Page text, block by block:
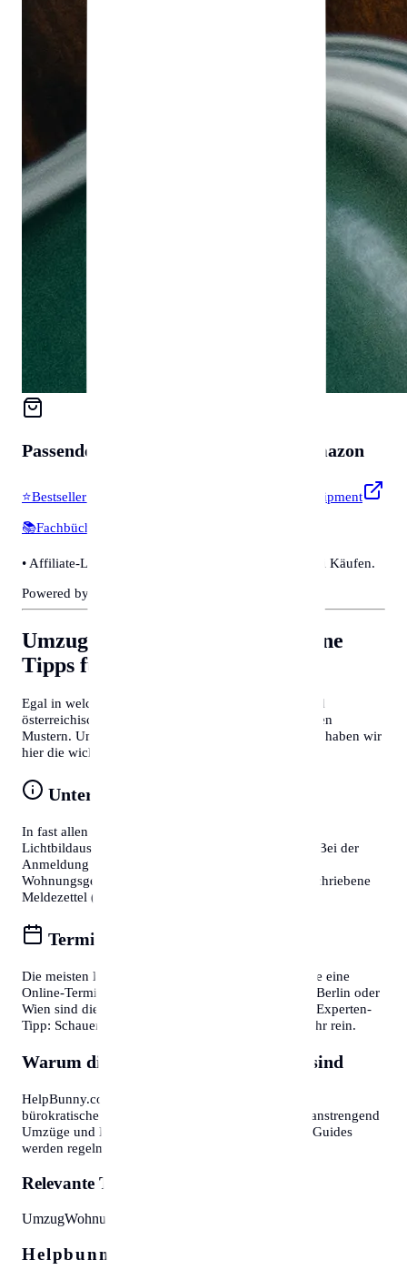
Passendes für auf Amazon
⭐Bestseller & Favoriten
Profi-Werkzeug & Equipment
📚Fachbücher & Guides
• Affiliate-Link: Wir erhalten eine kleine Provision bei Käufen.
Powered by Amazon 🛒
Umzug nach Augsburg
Allgemeine
Tipps für Behördengänge
Egal in welcher Stadt Sie sich befinden, deutsche und
österreichische Behördenprozesse folgen oft ähnlichen
Mustern. Um Zeit zu sparen und Frust zu vermeiden, haben wir
hier die wichtigsten Tipps für Sie zusammengefasst:
Unterlagen vorbereiten
In fast allen Fällen benötigen Sie einen gültigen
Lichtbildausweis (Reisepass oder Personalausweis). Bei der
Anmeldung eines Wohnsitzes ist zudem die
Wohnungsgeberbestätigung (in DE) bzw. der unterschriebene
Meldezettel (in AT) zwingend erforderlich.
Termine online buchen
Die meisten Bürgerservice-Stellen bieten mittlerweile eine
Online-Terminvereinbarung an. In Großstädten wie Berlin oder
Wien sind diese oft Wochen im Voraus ausgebucht. Experten-
Tipp: Schauen Sie morgens gegen 7:30 oder 8:00 Uhr rein.
Warum diese Informationen wichtig sind
HelpBunny.com hat es sich zur Aufgabe gemacht,
bürokratische Hürden abzubauen. Wir wissen, wie anstrengend
Umzüge und Behördengänge sein können. Unsere Guides
werden regelmäßig aktualisiert.
Relevante Themen:
UmzugWohnung
Helpbunny.com SEO Cloud